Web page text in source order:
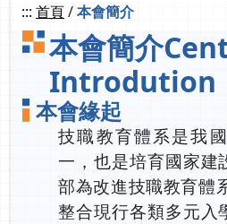
::: 首頁/本會簡介
本會簡介
Introdution
本會緣起
技職教育體系是我
一，也是培育國家建
部為改進技職教育體
整合現行各類多元入